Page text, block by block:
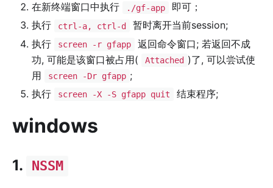
在新终端窗口中执行
./gf-app
即可；
执行
ctrl-a, ctrl-d
暂时离开当前session;
执行
screen -r gfapp
返回命令窗口; 若返回不成
功, 可能是该窗口被占用(
Attached )了, 可以尝试使
用
screen -Dr gfapp ;
执行
screen -X -S gfapp quit 结束程序;
windows
1. NSSM